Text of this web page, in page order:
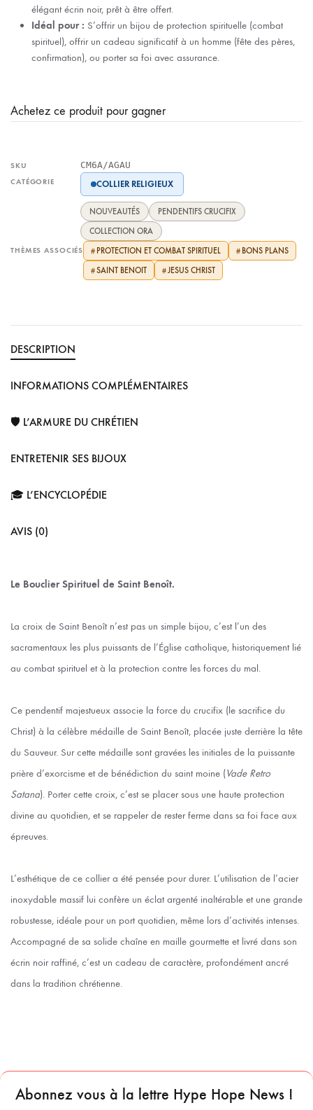
élégant écrin noir, prêt à être offert.
Idéal pour : S’offrir un bijou de protection spirituelle (combat
spirituel), offrir un cadeau significatif à un homme (fête des pères,
confirmation), ou porter sa foi avec assurance.
Achetez ce produit pour gagner
SKU CM6A/AGAU
CATÉGORIE COLLIER RELIGIEUX
NOUVEAUTÉS
PENDENTIFS CRUCIFIX
COLLECTION ORA
THÈMES ASSOCIÉS # PROTECTION ET COMBAT SPIRITUEL # BONS PLANS
#SAINT BENOIT #JESUS CHRIST
DESCRIPTION
INFORMATIONS COMPLÉMENTAIRES
🛡️ L’ARMURE DU CHRÉTIEN
ENTRETENIR SES BIJOUX
🎓 L’ENCYCLOPÉDIE
AVIS (0)
Le Bouclier Spirituel de Saint Benoît.
La croix de Saint Benoît n’est pas un simple bijou, c’est l’un des
sacramentaux les plus puissants de l’Église catholique, historiquement lié
au combat spirituel et à la protection contre les forces du mal.
Ce pendentif majestueux associe la force du crucifix (le sacrifice du
Christ) à la célèbre médaille de Saint Benoît, placée juste derrière la tête
du Sauveur. Sur cette médaille sont gravées les initiales de la puissante
prière d’exorcisme et de bénédiction du saint moine (Vade Retro
Satana). Porter cette croix, c’est se placer sous une haute protection
divine au quotidien, et se rappeler de rester ferme dans sa foi face aux
épreuves.
L’esthétique de ce collier a été pensée pour durer. L’utilisation de l’acier
inoxydable massif lui confère un éclat argenté inaltérable et une grande
robustesse, idéale pour un port quotidien, même lors d’activités intenses.
Accompagné de sa solide chaîne en maille gourmette et livré dans son
écrin noir raffiné, c’est un cadeau de caractère, profondément ancré
dans la tradition chrétienne.
Abonnez vous à la lettre Hype Hope News !